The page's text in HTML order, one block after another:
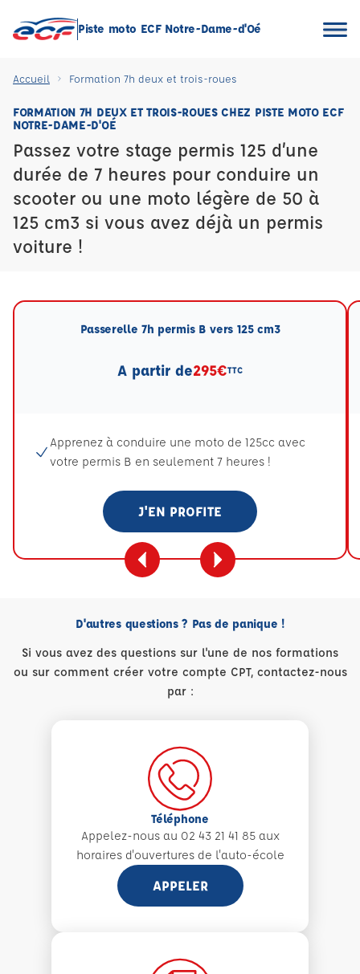
Piste moto ECF Notre-Dame-d'Oé
Accueil Formation 7h deux et trois-roues
FORMATION 7H DEUX ET TROIS-ROUES CHEZ PISTE MOTO ECF
NOTRE-DAME-D'OÉ
Passez votre stage permis 125 d’une
durée de 7 heures pour conduire un
scooter ou une moto légère de 50 à
125 cm3 si vous avez déjà un permis
voiture !
Passerelle 7h permis B vers 125 cm3
A partir de295€TTC
Apprenez à conduire une moto de 125cc avec
votre permis B en seulement 7 heures !
J'EN PROFITE
D'autres questions ? Pas de panique !
Si vous avez des questions sur l'une de nos formations
ou sur comment créer votre compte CPT, contactez-nous
par :
Téléphone
Appelez-nous au 02 43 21 41 85 aux
horaires d'ouvertures de l'auto-école
APPELER